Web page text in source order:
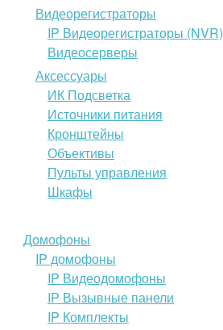
Видеорегистраторы
IP Видеорегистраторы (NVR)
Видеосерверы
Аксессуары
ИК Подсветка
Источники питания
Кронштейны
Объективы
Пульты управления
Шкафы
Домофоны
IP домофоны
IP Видеодомофоны
IP Вызывные панели
IP Комплекты